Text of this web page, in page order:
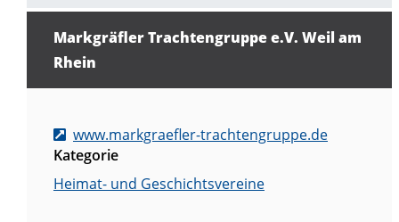
Markgräfler Trachtengruppe e.V. Weil am
Rhein
www.markgraefler-trachtengruppe.de
Kategorie
Heimat- und Geschichtsvereine